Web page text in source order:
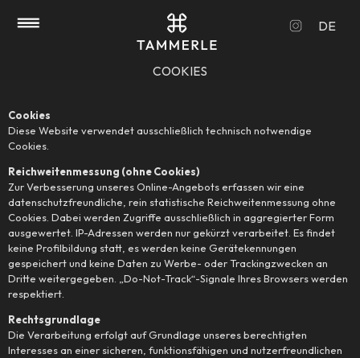
DE
COOKIES
Cookies
Diese Website verwendet ausschließlich technisch notwendige
Cookies.
Reichweitenmessung (ohne Cookies)
Zur Verbesserung unseres Online-Angebots erfassen wir eine
datenschutzfreundliche, rein statistische Reichweitenmessung ohne
Cookies. Dabei werden Zugriffe ausschließlich in aggregierter Form
ausgewertet. IP-Adressen werden nur gekürzt verarbeitet. Es findet
keine Profilbildung statt, es werden keine Gerätekennungen
gespeichert und keine Daten zu Werbe- oder Trackingzwecken an
Dritte weitergegeben. „Do-Not-Track“-Signale Ihres Browsers werden
respektiert.
Rechtsgrundlage
Die Verarbeitung erfolgt auf Grundlage unseres berechtigten
Interesses an einer sicheren, funktionsfähigen und nutzerfreundlichen